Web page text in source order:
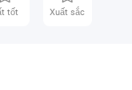
tốt Xuất sắc